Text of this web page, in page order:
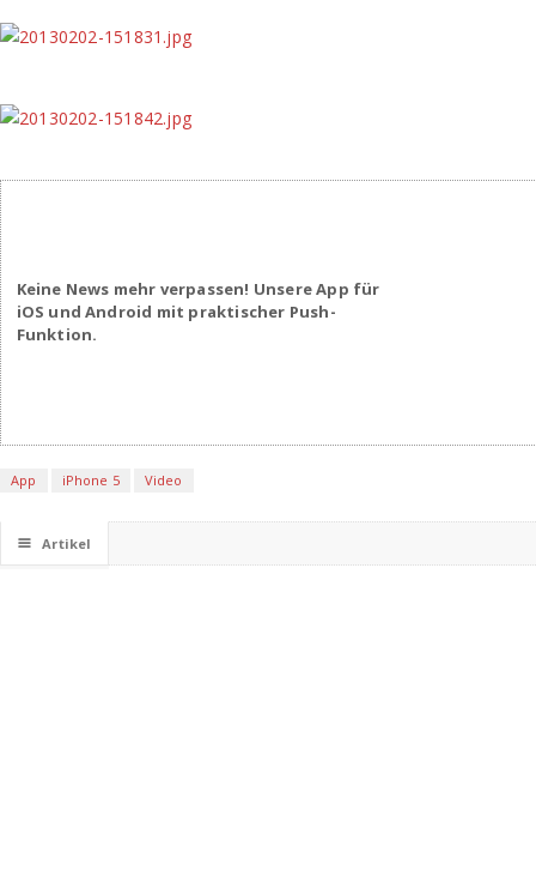
Keine News mehr verpassen! Unsere App für
iOS und Android mit praktischer Push-
Funktion.
App iPhone 5 Video
☰ Artikel